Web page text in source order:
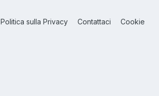
Politica sulla Privacy Contattaci Cookie